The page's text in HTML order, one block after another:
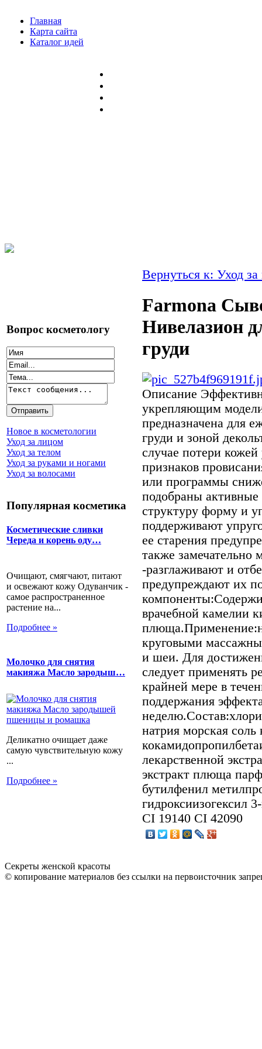
Главная
Карта сайта
Каталог идей
Вопрос косметологу
Новое в косметологии
Уход за лицом
Уход за телом
Уход за руками и ногами
Уход за волосами
Популярная косметика
Косметические сливки
Череда и корень оду…
Очищают, смягчают, питают
и освежают кожу Одуванчик -
самое распространенное
растение на...
Подробнее »
Молочко для снятия
макияжа Масло зародыш…
Деликатно очищает даже
самую чувствительную кожу
...
Подробнее »
Вернуться к: Уход за
Farmona
Нивелазион
груди
Описание
укрепляющим
предназначена для
груди и зоной
случае потери
признаков
или программы
подобраны
структуру форму и
поддерживают
ее старения
также
-разглаживают и
предупреждают их
врачебной камелии
круговыми
и шеи. Для
следует применять
крайней мере в
поддержания
натрия морская соль
лекарственной
экстракт плюща
бутилфенил
гидроксиизогексил
CI 19140 CI 42090
Секреты женской красоты
© копирование материалов без ссылки на первоисточник